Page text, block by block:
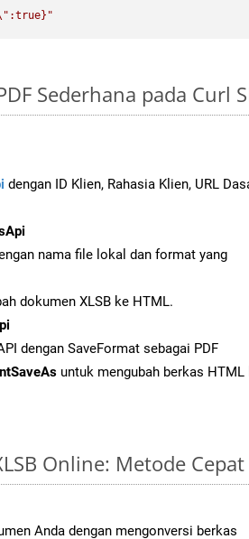
:true}"
Sederhana pada Curl
dengan ID Klien, Rahasia Klien, URL
nama file lokal dan format yang
dokumen XLSB ke HTML.
dengan SaveFormat sebagai PDF
untuk mengubah berkas HTML
Online: Metode
Anda dengan mengonversi berkas